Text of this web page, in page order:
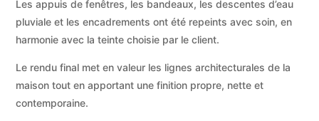
Les appuis de fenêtres, les bandeaux, les descentes d’eau
pluviale et les encadrements ont été repeints avec soin, en
harmonie avec la teinte choisie par le client.
Le rendu final met en valeur les lignes architecturales de la
maison tout en apportant une finition propre, nette et
contemporaine.